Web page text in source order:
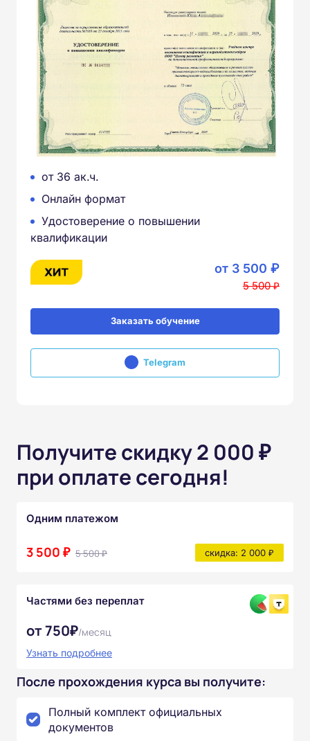
от 36 ак.ч.
Онлайн формат
Удостоверение о повышении
квалификации
от 3 500 ₽
5 500 ₽
Заказать обучение
Telegram
Получите скидку 2 000 ₽
при оплате сегодня!
Одним платежом
3 500 ₽ 5 500 ₽ скидка: 2 000 ₽
Частями без переплат
от 750₽/месяц
Узнать подробнее
После прохождения курса вы получите:
Полный комплект официальных
документов